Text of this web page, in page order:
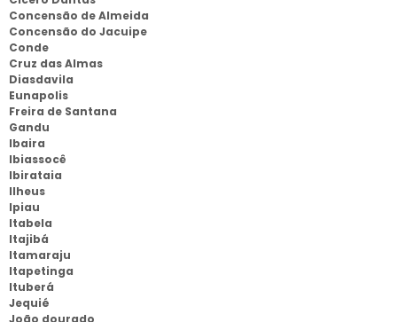
Concensão de Almeida
Concensão do Jacuipe
Conde
Cruz das Almas
Diasdavila
Eunapolis
Freira de Santana
Gandu
Ibaira
Ibiassocê
Ibirataia
Ilheus
Ipiau
Itabela
Itajibá
Itamaraju
Itapetinga
Ituberá
Jequié
João dourado